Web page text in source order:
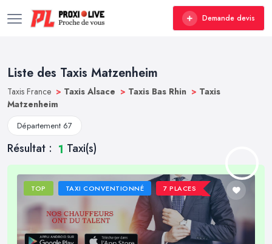
Demande devis
Liste des Taxis Matzenheim
Taxis France > Taxis Alsace > Taxis Bas Rhin > Taxis
Matzenheim
Département 67
Résultat : 1 Taxi(s)
TOP TAXI CONVENTIONNÉ 7 PLACES